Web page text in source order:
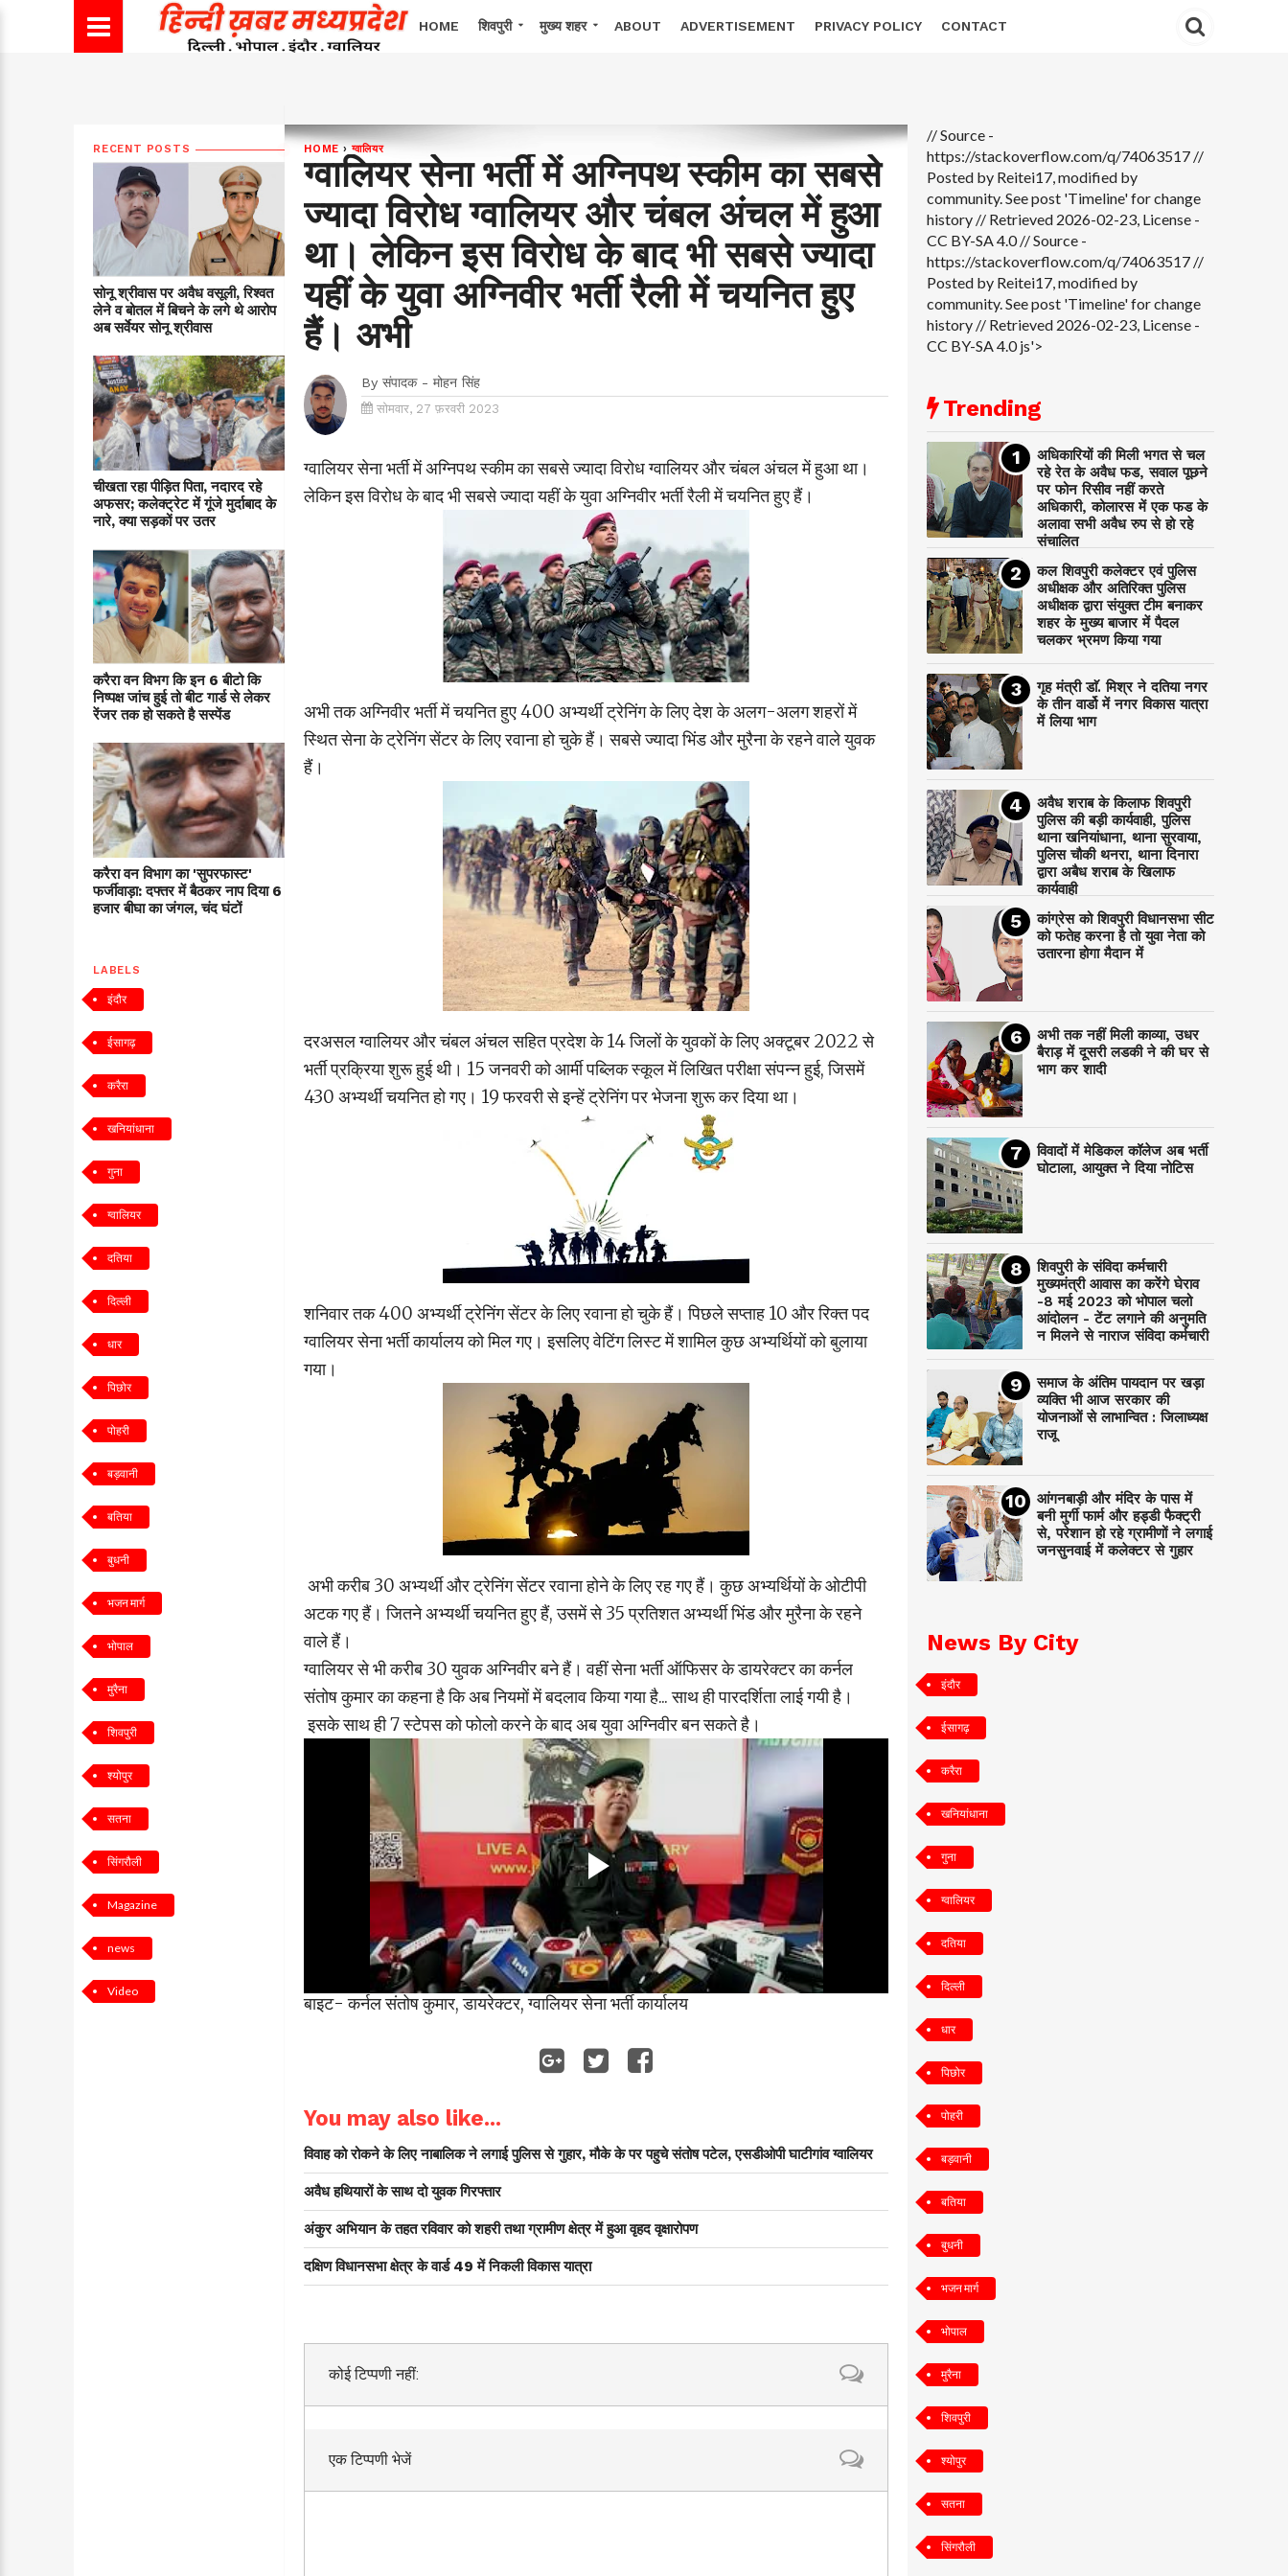
HOME शिवपुरी मुख्य शहर ABOUT ADVERTISEMENT PRIVACY POLICY CONTACT
RECENT POSTS
सोनू श्रीवास पर अवैध वसूली, रिश्वत
लेने व बोतल में बिचने के लगे थे आरोप
अब सर्वेयर सोनू श्रीवास
चीखता रहा पीड़ित पिता, नदारद रहे
अफसर; कलेक्ट्रेट में गूंजे मुर्दाबाद के
नारे, क्या सड़कों पर उतर
करैरा वन विभग कि इन 6 बीटो कि
निष्पक्ष जांच हुई तो बीट गार्ड से लेकर
रेंजर तक हो सकते है सस्पेंड
करैरा वन विभाग का 'सुपरफास्ट'
फर्जीवाड़ा: दफ्तर में बैठकर नाप दिया 6
हजार बीघा का जंगल, चंद घंटों
LABELS
इंदौर
ईसागढ़
करैरा
खनियांधाना
गुना
ग्वालियर
दतिया
दिल्ली
धार
पिछोर
पोहरी
बड़वानी
बतिया
बुधनी
भजन मार्ग
भोपाल
मुरैना
शिवपुरी
श्योपुर
सतना
सिंगरौली
Magazine
news
Video
HOME ›ग्वालियर
ग्वालियर सेना भर्ती में अग्निपथ स्कीम का सबसे
ज्यादा विरोध ग्वालियर और चंबल अंचल में हुआ
था। लेकिन इस विरोध के बाद भी सबसे ज्यादा
यहीं के युवा अग्निवीर भर्ती रैली में चयनित हुए
हैं। अभी
By संपादक - मोहन सिंह
सोमवार, 27 फ़रवरी 2023
ग्वालियर सेना भर्ती में अग्निपथ स्कीम का सबसे ज्यादा विरोध ग्वालियर और चंबल अंचल में हुआ था।
लेकिन इस विरोध के बाद भी सबसे ज्यादा यहीं के युवा अग्निवीर भर्ती रैली में चयनित हुए हैं।
अभी तक अग्निवीर भर्ती में चयनित हुए 400 अभ्यर्थी ट्रेनिंग के लिए देश के अलग-अलग शहरों में
स्थित सेना के ट्रेनिंग सेंटर के लिए रवाना हो चुके हैं। सबसे ज्यादा भिंड और मुरैना के रहने वाले युवक
हैं।
दरअसल ग्वालियर और चंबल अंचल सहित प्रदेश के 14 जिलों के युवकों के लिए अक्टूबर 2022 से
भर्ती प्रक्रिया शुरू हुई थी। 15 जनवरी को आर्मी पब्लिक स्कूल में लिखित परीक्षा संपन्न हुई, जिसमें
430 अभ्यर्थी चयनित हो गए। 19 फरवरी से इन्हें ट्रेनिंग पर भेजना शुरू कर दिया था।
शनिवार तक 400 अभ्यर्थी ट्रेनिंग सेंटर के लिए रवाना हो चुके हैं। पिछले सप्ताह 10 और रिक्त पद
ग्वालियर सेना भर्ती कार्यालय को मिल गए। इसलिए वेटिंग लिस्ट में शामिल कुछ अभ्यर्थियों को बुलाया
गया।
अभी करीब 30 अभ्यर्थी और ट्रेनिंग सेंटर रवाना होने के लिए रह गए हैं। कुछ अभ्यर्थियों के ओटीपी
अटक गए हैं। जितने अभ्यर्थी चयनित हुए हैं, उसमें से 35 प्रतिशत अभ्यर्थी भिंड और मुरैना के रहने
वाले हैं।
ग्वालियर से भी करीब 30 युवक अग्निवीर बने हैं। वहीं सेना भर्ती ऑफिसर के डायरेक्टर का कर्नल
संतोष कुमार का कहना है कि अब नियमों में बदलाव किया गया है... साथ ही पारदर्शिता लाई गयी है।
इसके साथ ही 7 स्टेपस को फोलो करने के बाद अब युवा अग्निवीर बन सकते है।
बाइट- कर्नल संतोष कुमार, डायरेक्टर, ग्वालियर सेना भर्ती कार्यालय
You may also like...
विवाह को रोकने के लिए नाबालिक ने लगाई पुलिस से गुहार, मौके के पर पहुचे संतोष पटेल, एसडीओपी घाटीगांव ग्वालियर
अवैध हथियारों के साथ दो युवक गिरफ्तार
अंकुर अभियान के तहत रविवार को शहरी तथा ग्रामीण क्षेत्र में हुआ वृहद वृक्षारोपण
दक्षिण विधानसभा क्षेत्र के वार्ड 49 में निकली विकास यात्रा
कोई टिप्पणी नहीं:
एक टिप्पणी भेजें
// Source -
https://stackoverflow.com/q/74063517 //
Posted by Reitei17, modified by
community. See post 'Timeline' for change
history // Retrieved 2026-02-23, License -
CC BY-SA 4.0// Source -
https://stackoverflow.com/q/74063517 //
Posted by Reitei17, modified by
community. See post 'Timeline' for change
history // Retrieved 2026-02-23, License -
CC BY-SA 4.0 js'>
Trending
अधिकारियों की मिली भगत से चल
रहे रेत के अवैध फड, सवाल पूछने
पर फोन रिसीव नहीं करते
अधिकारी, कोलारस में एक फड के
अलावा सभी अवैध रुप से हो रहे
संचालित
कल शिवपुरी कलेक्टर एवं पुलिस
अधीक्षक और अतिरिक्त पुलिस
अधीक्षक द्वारा संयुक्त टीम बनाकर
शहर के मुख्य बाजार में पैदल
चलकर भ्रमण किया गया
गृह मंत्री डाॅ. मिश्र ने दतिया नगर
के तीन वार्डो में नगर विकास यात्रा
में लिया भाग
अवैध शराब के किलाफ शिवपुरी
पुलिस की बड़ी कार्यवाही, पुलिस
थाना खनियांधाना, थाना सुरवाया,
पुलिस चौकी थनरा, थाना दिनारा
द्वारा अबैध शराब के खिलाफ
कार्यवाही
कांग्रेस को शिवपुरी विधानसभा सीट
को फतेह करना है तो युवा नेता को
उतारना होगा मैदान में
अभी तक नहीं मिली काव्या, उधर
बैराड़ में दूसरी लडकी ने की घर से
भाग कर शादी
विवादों में मेडिकल कॉलेज अब भर्ती
घोटाला, आयुक्त ने दिया नोटिस
शिवपुरी के संविदा कर्मचारी
मुख्यमंत्री आवास का करेंगे घेराव
-8 मई 2023 को भोपाल चलो
आंदोलन - टेंट लगाने की अनुमति
न मिलने से नाराज संविदा कर्मचारी
समाज के अंतिम पायदान पर‌ खड़ा
व्यक्ति भी आज सरकार की
योजनाओं से लाभान्वित : जिलाध्यक्ष
राजू
आंगनबाड़ी और मंदिर के पास में
बनी मुर्गी फार्म और हड्डी फैक्ट्री
से, परेशान हो रहे ग्रामीणों ने लगाई
जनसुनवाई में कलेक्टर से गुहार
News By City
इंदौर
ईसागढ़
करैरा
खनियांधाना
गुना
ग्वालियर
दतिया
दिल्ली
धार
पिछोर
पोहरी
बड़वानी
बतिया
बुधनी
भजन मार्ग
भोपाल
मुरैना
शिवपुरी
श्योपुर
सतना
सिंगरौली